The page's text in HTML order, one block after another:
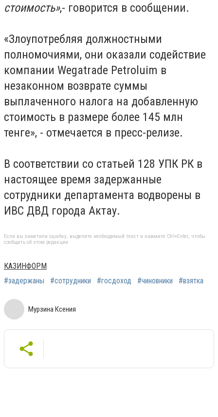
стоимость»,- говорится в сообщении.
«Злоупотребляя должностными
полномочиями, они оказали содействие
компании Wegatrade Petroluim в
незаконном возврате суммы
выплаченного налога на добавленную
стоимость в размере более 145 млн
тенге», - отмечается в пресс-релизе.
В соответствии со статьей 128 УПК РК в
настоящее время задержанные
сотрудники департамента водворены в
ИВС ДВД города Актау.
Если вы заметили ошибку, выделите необходимый текст и нажмите Ctrl+Enter, чтобы
сообщить об этом редакции
КАЗИНФОРМ
#задержаны
#сотрудники #госдоход #чиновники #взятка
Мурзина Ксения